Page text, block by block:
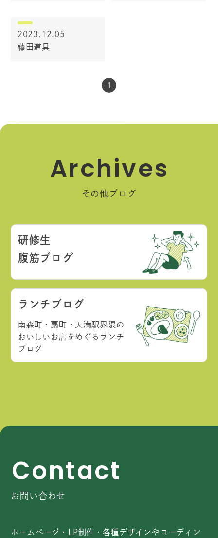
2023.12.05
藤田道具
1
Arch ives
その他ブログ
研修生
腹筋ブログ
ランチブログ
南森町・扇町・天満駅界隈の
おいしいお店をめぐるランチ
ブログ
Contact
お問い合わせ
ホームページ・LP制作・各種デザインやコーディン